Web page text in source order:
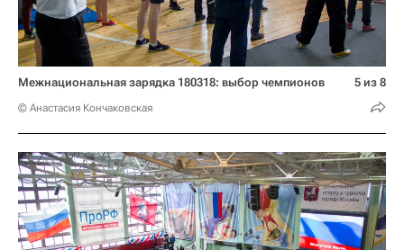
Межнациональная зарядка 180318: выбор чемпионов
© Анастасия Кончаковская
5 из 8